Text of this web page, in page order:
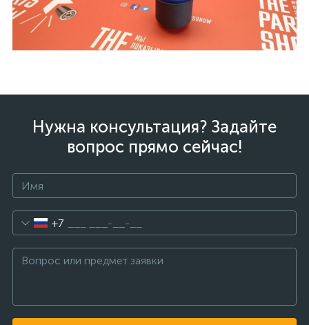
Нужна консультация? Задайте
вопрос прямо сейчас!
+7